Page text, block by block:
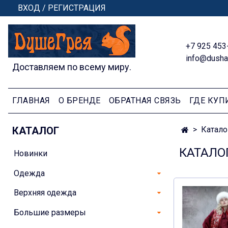
ВХОД / РЕГИСТРАЦИЯ
Доставляем по всему миру.
+7 925
ГЛАВНАЯ О БРЕНДЕ ОБРАТНАЯ СВЯЗЬ ГДЕ
КАТАЛОГ
Новинки
Одежда
Верхняя одежда
Большие размеры